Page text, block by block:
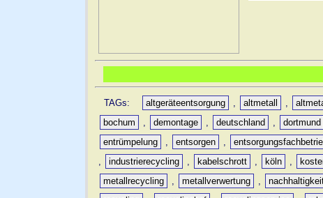
TAGs: altgeräteentsorgung , altmetall ,
bochum
, demontage , deutschland , dortmund
entrümpelung
, entsorgen ,
,
industrierecycling , kabelschrott , köln ,
metallrecycling
, metallverwertung ,